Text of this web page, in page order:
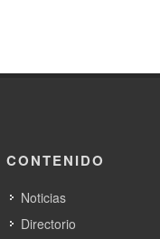
CONTENIDO
Noticias
Directorio